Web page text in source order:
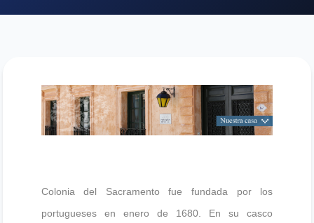
Colonia del Sacramento fue fundada por los
portugueses en enero de 1680. En su casco